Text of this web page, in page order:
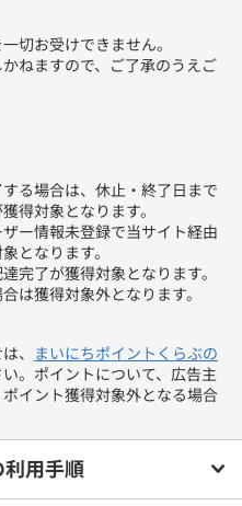
切お受けできません。
ねますので、ご了承のうえご
る場合は、休止・終了日まで
得対象となります。
ー情報未登録で当サイト経由
となります。
完了が獲得対象となります。
は獲得対象外となります。
、
まいにちポイントくらぶの
。ポイントについて、広告主
イント獲得対象外となる場合
用手順